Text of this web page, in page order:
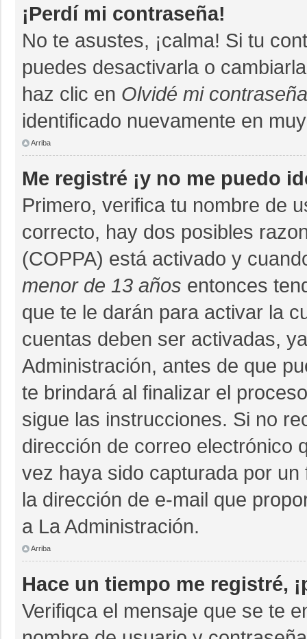
¡Perdí mi contraseña!
No te asustes, ¡calma! Si tu
puedes desactivarla o
haz clic en Olvidé mi contraseña
identificado nuevamente en
Arriba
Me registré ¡y no me puedo
Primero, verifica tu nombre de
correcto, hay dos posibles
(COPPA) está activado y
menor de 13 años entonces
que te le darán para activar la
cuentas deben ser activadas,
Administración, antes de que
te brindará al finalizar el
sigue las instrucciones. Si no
dirección de correo electrónico
vez haya sido capturada por
la dirección de e-mail que
a La Administración.
Arriba
Hace un tiempo me registré,
Verifiqca el mensaje que se te